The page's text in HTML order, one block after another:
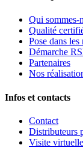
Qui sommes-
Qualité
Pose dans les
Démarche
Partenaires
Nos
Infos et contacts
Contact
Distributeurs
Visite